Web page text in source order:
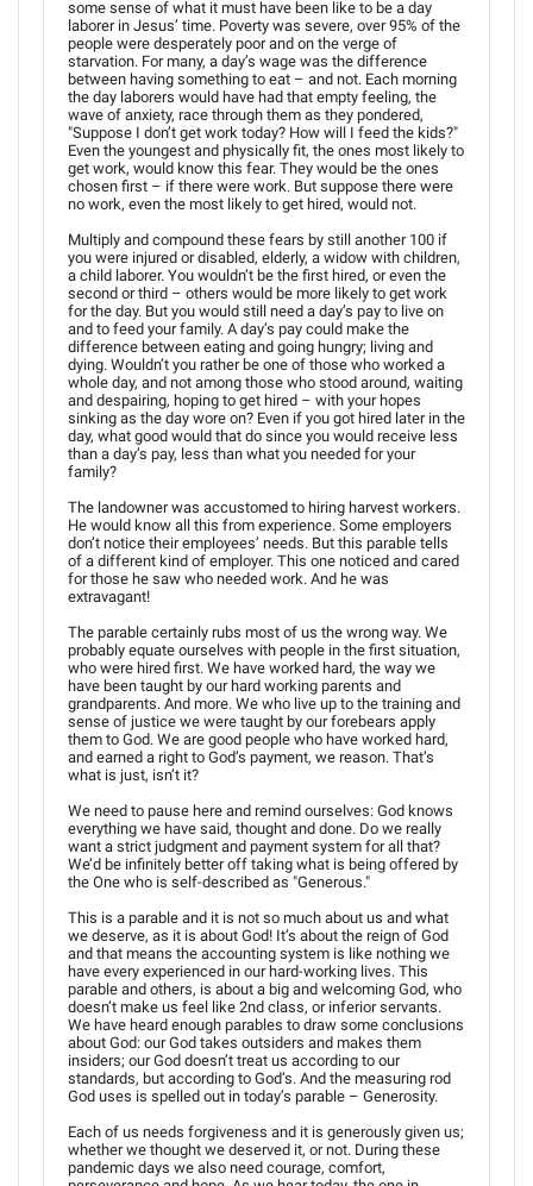
some sense of what it must have been like to be a day
laborer in Jesus’ time. Poverty was severe, over 95% of the
people were desperately poor and on the verge of
starvation. For many, a day’s wage was the difference
between having something to eat – and not. Each morning
the day laborers would have had that empty feeling, the
wave of anxiety, race through them as they pondered,
"Suppose I don’t get work today? How will I feed the kids?"
Even the youngest and physically fit, the ones most likely to
get work, would know this fear. They would be the ones
chosen first – if there were work. But suppose there were
no work, even the most likely to get hired, would not.
Multiply and compound these fears by still another 100 if
you were injured or disabled, elderly, a widow with children,
a child laborer. You wouldn’t be the first hired, or even the
second or third – others would be more likely to get work
for the day. But you would still need a day’s pay to live on
and to feed your family. A day’s pay could make the
difference between eating and going hungry; living and
dying. Wouldn’t you rather be one of those who worked a
whole day, and not among those who stood around, waiting
and despairing, hoping to get hired – with your hopes
sinking as the day wore on? Even if you got hired later in the
day, what good would that do since you would receive less
than a day’s pay, less than what you needed for your
family?
The landowner was accustomed to hiring harvest workers.
He would know all this from experience. Some employers
don’t notice their employees’ needs. But this parable tells
of a different kind of employer. This one noticed and cared
for those he saw who needed work. And he was
extravagant!
The parable certainly rubs most of us the wrong way. We
probably equate ourselves with people in the first situation,
who were hired first. We have worked hard, the way we
have been taught by our hard working parents and
grandparents. And more. We who live up to the training and
sense of justice we were taught by our forebears apply
them to God. We are good people who have worked hard,
and earned a right to God’s payment, we reason. That’s
what is just, isn’t it?
We need to pause here and remind ourselves: God knows
everything we have said, thought and done. Do we really
want a strict judgment and payment system for all that?
We’d be infinitely better off taking what is being offered by
the One who is self-described as "Generous."
This is a parable and it is not so much about us and what
we deserve, as it is about God! It’s about the reign of God
and that means the accounting system is like nothing we
have every experienced in our hard-working lives. This
parable and others, is about a big and welcoming God, who
doesn’t make us feel like 2nd class, or inferior servants.
We have heard enough parables to draw some conclusions
about God: our God takes outsiders and makes them
insiders; our God doesn’t treat us according to our
standards, but according to God’s. And the measuring rod
God uses is spelled out in today’s parable – Generosity.
Each of us needs forgiveness and it is generously given us;
whether we thought we deserved it, or not. During these
pandemic days we also need courage, comfort,